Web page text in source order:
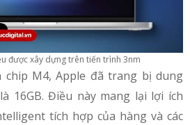
được xây dựng trên tiến trình 3nm
chip M4, Apple đã trang bị dung
16GB. Điều này mang lại lợi ích
tích hợp của hàng và các